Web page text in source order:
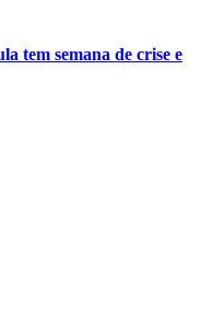
tem semana de crise e